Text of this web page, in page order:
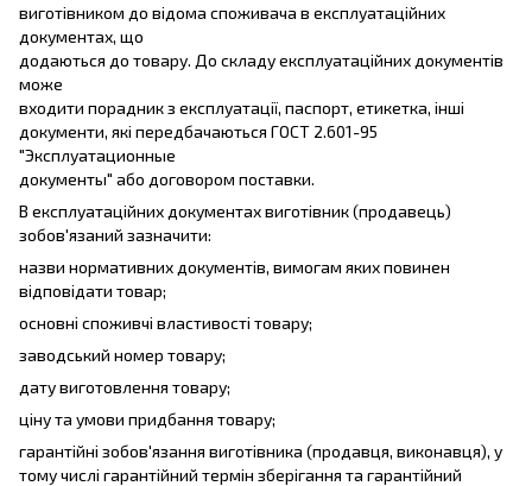
виготівником до відома споживача в експлуатаційних
документах, що
додаються до товару. До складу експлуатаційних документів
може
входити порадник з експлуатації, паспорт, етикетка, інші
документи, які передбачаються ГОСТ 2.601-95
"Эксплуатационные
документы" або договором поставки.
В експлуатаційних документах виготівник (продавець)
зобов'язаний зазначити:
назви нормативних документів, вимогам яких повинен
відповідати товар;
основні споживчі властивості товару;
заводський номер товару;
дату виготовлення товару;
ціну та умови придбання товару;
гарантійні зобов'язання виготівника (продавця, виконавця), у
тому числі гарантійний термін зберігання та гарантійний